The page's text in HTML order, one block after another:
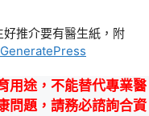
推介要有醫生紙，附
GeneratePress
用途，不能替代專業醫
問題，請務必諮詢合資